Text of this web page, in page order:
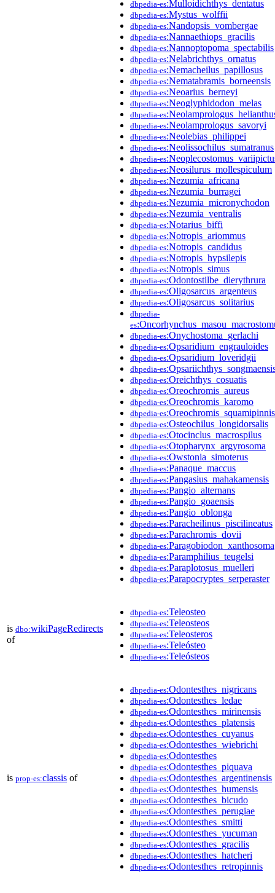
dbpedia-es:Mulloidichthys_dentatus
dbpedia-es:Mystus_wolffii
dbpedia-es:Nandopsis_vombergae
dbpedia-es:Nannaethiops_gracilis
dbpedia-es:Nannoptopoma_spectabilis
dbpedia-es:Nelabrichthys_ornatus
dbpedia-es:Nemacheilus_papillosus
dbpedia-es:Nematabramis_borneensis
dbpedia-es:Neoarius_berneyi
dbpedia-es:Neoglyphidodon_melas
dbpedia-es
dbpedia-es:Neolamprologus_savoryi
dbpedia-es:Neolebias_philippei
dbpedia-es:Neolissochilus_sumatranus
dbpedia-es
dbpedia-es:Neosilurus_mollespiculum
dbpedia-es:Nezumia_africana
dbpedia-es:Nezumia_burragei
dbpedia-es:Nezumia_micronychodon
dbpedia-es:Nezumia_ventralis
dbpedia-es:Notarius_biffi
dbpedia-es:Notropis_ariommus
dbpedia-es:Notropis_candidus
dbpedia-es:Notropis_hypsilepis
dbpedia-es:Notropis_simus
dbpedia-es:Odontostilbe_dierythrura
dbpedia-es:Oligosarcus_argenteus
dbpedia-es:Oligosarcus_solitarius
dbpedia-
es
dbpedia-es:Onychostoma_gerlachi
dbpedia-es:Opsaridium_engrauloides
dbpedia-es:Opsaridium_loveridgii
dbpedia-es
dbpedia-es:Oreichthys_cosuatis
dbpedia-es:Oreochromis_aureus
dbpedia-es:Oreochromis_karomo
dbpedia-es:Oreochromis_squamipinnis
dbpedia-es:Osteochilus_longidorsalis
dbpedia-es:Otocinclus_macrospilus
dbpedia-es:Otopharynx_argyrosoma
dbpedia-es:Owstonia_simoterus
dbpedia-es:Panaque_maccus
dbpedia-es:Pangasius_mahakamensis
dbpedia-es:Pangio_alternans
dbpedia-es:Pangio_goaensis
dbpedia-es:Pangio_oblonga
dbpedia-es:Paracheilinus_piscilineatus
dbpedia-es:Parachromis_dovii
dbpedia-es:Paragobiodon_xanthosoma
dbpedia-es:Paramphilius_teugelsi
dbpedia-es:Paraplotosus_muelleri
dbpedia-es:Parapocryptes_serperaster
is dbo:wikiPageRedirects
of
dbpedia-es:Teleosteo
dbpedia-es:Teleosteos
dbpedia-es:Teleosteros
dbpedia-es:Teleósteo
dbpedia-es:Teleósteos
is prop-es:classis of
dbpedia-es:Odontesthes_nigricans
dbpedia-es:Odontesthes_ledae
dbpedia-es:Odontesthes_mirinensis
dbpedia-es:Odontesthes_platensis
dbpedia-es:Odontesthes_cuyanus
dbpedia-es:Odontesthes_wiebrichi
dbpedia-es:Odontesthes
dbpedia-es:Odontesthes_piquava
dbpedia-es:Odontesthes_argentinensis
dbpedia-es:Odontesthes_humensis
dbpedia-es:Odontesthes_bicudo
dbpedia-es:Odontesthes_perugiae
dbpedia-es:Odontesthes_smitti
dbpedia-es:Odontesthes_yucuman
dbpedia-es:Odontesthes_gracilis
dbpedia-es:Odontesthes_hatcheri
dbpedia-es:Odontesthes_retropinnis